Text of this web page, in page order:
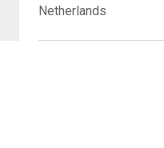
Netherlands